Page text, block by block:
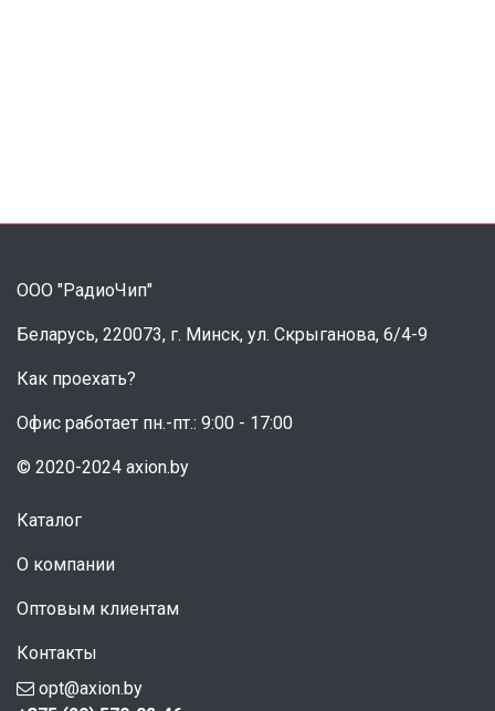
ООО "РадиоЧип"
Беларусь, 220073, г. Минск, ул. Скрыганова, 6/4-9
Как проехать?
Офис работает пн.-пт.: 9:00 - 17:00
© 2020-2024 axion.by
Каталог
О компании
Оптовым клиентам
Контакты
opt@axion.by